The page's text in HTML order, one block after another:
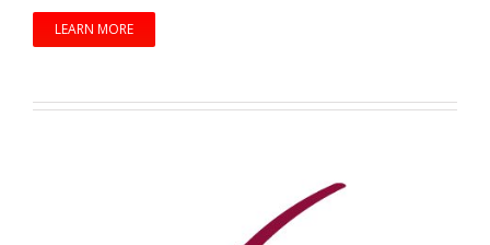
LEARN MORE